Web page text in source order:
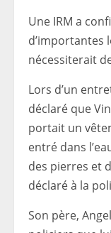
Une IRM a
d’importantes
nécessiterait
Lors d’un
déclaré que
portait un
entré dans
des pierres et
déclaré à la
Son père,